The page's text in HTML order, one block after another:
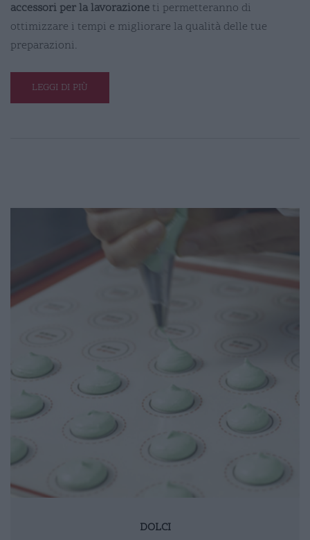
accessori per la lavorazione ti permetteranno di
ottimizzare i tempi e migliorare la qualità delle tue
preparazioni.
LEGGI DI PIÙ
DOLCI